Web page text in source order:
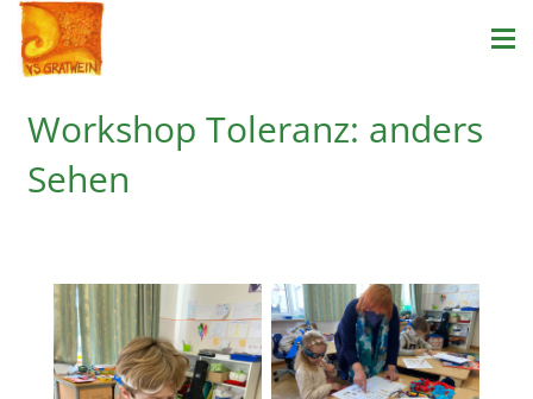
Workshop Toleranz: anders
Sehen